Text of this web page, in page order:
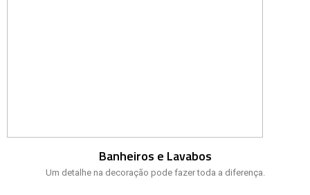
Banheiros e Lavabos
Um detalhe na decoração pode fazer toda a diferença.